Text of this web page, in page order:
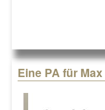
Eine PA für